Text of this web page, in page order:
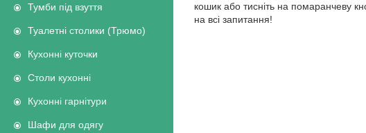
Тумби під взуття
Туалетні столики (Трюмо)
Кухонні куточки
Столи кухонні
Кухонні гарнітури
Шафи для одягу
кошик або тисніть на помаранчеву
на всі запитання!